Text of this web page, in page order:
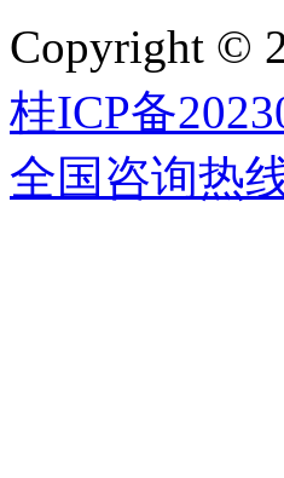
Copyright ©
桂ICP备
全国咨询热